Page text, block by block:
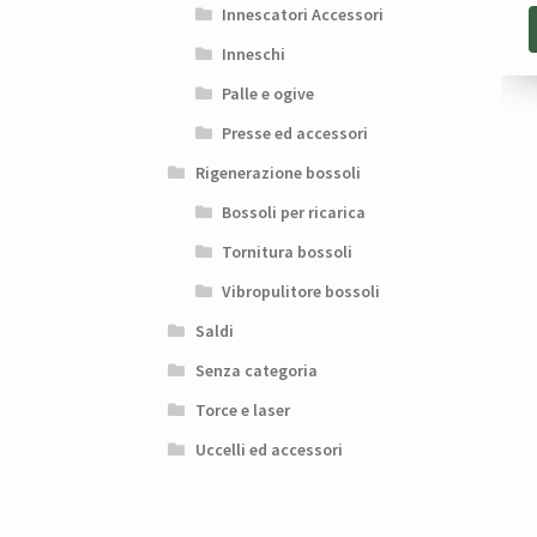
Innescatori Accessori
Inneschi
Palle e ogive
Presse ed accessori
Rigenerazione bossoli
Bossoli per ricarica
Tornitura bossoli
Vibropulitore bossoli
Saldi
Senza categoria
Torce e laser
Uccelli ed accessori